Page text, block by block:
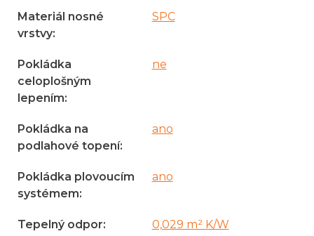
Materiál nosné
vrstvy:
SPC
Pokládka
celoplošným
lepením:
ne
Pokládka na
podlahové topení:
ano
Pokládka plovoucím
systémem:
ano
Tepelný odpor: 0,029 m² K/W